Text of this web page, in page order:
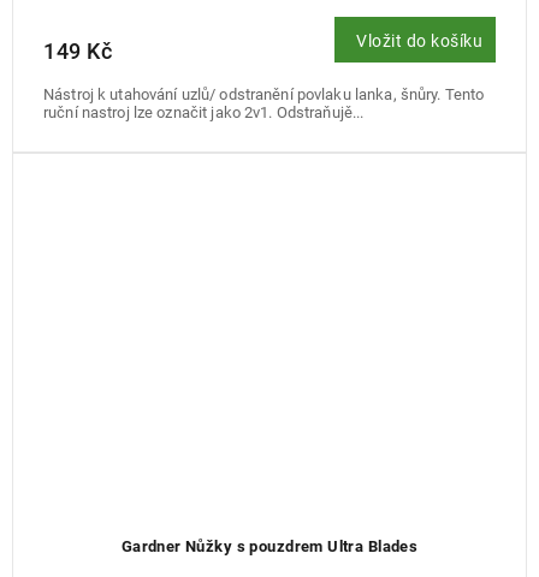
149 Kč Vložit do košíku
Nástroj k utahování uzlů/ odstranění povlaku lanka, šnůry. Tento
ruční nastroj lze označit jako 2v1. Odstraňujě...
Gardner Nůžky s pouzdrem Ultra Blades